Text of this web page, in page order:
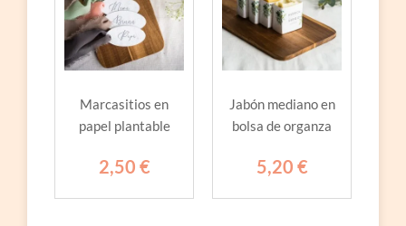
Marcasitios en
papel plantable
2,50 €
Jabón mediano en
bolsa de organza
5,20 €